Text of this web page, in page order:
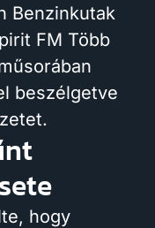
Benzinkutak
FM Több
beszélgetve
hogy